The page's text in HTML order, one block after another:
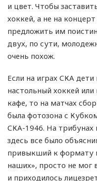
и цвет. Чтобы
хоккей, а не на
предложить им
двух, по сути,
очень похож.
Если на играх СКА
настольный хоккей
кафе, то на матчах
была фотозона с
СКА-1946. На трибунах
здесь все было
привыкший к формату
наших», просто не мог
и приходилось